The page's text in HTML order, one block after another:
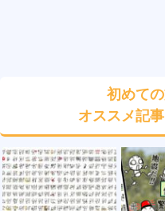
初めて
オススメ記